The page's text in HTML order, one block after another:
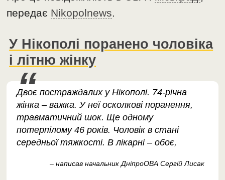
передає Nikopolnews.
У Нікополі поранено чоловіка
і літню жінку
Двоє постраждалих у Нікополі. 74-річна
жінка – важка. У неї осколкові поранення,
травматичний шок. Ще одному
потерпілому 46 років. Чоловік в стані
середньої тяжкості. В лікарні – обоє,
– написав начальник ДніпроОВА Сергій Лисак